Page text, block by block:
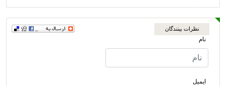
نظرات بینندگان
نام
ایمیل